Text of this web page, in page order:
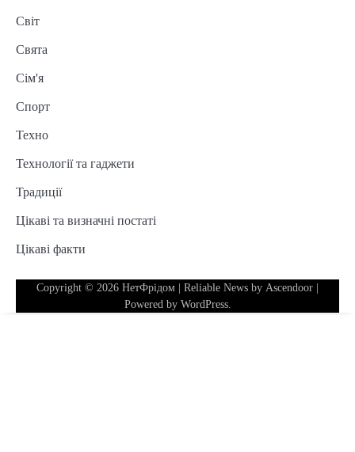
Світ
Свята
Сім'я
Спорт
Техно
Технології та гаджети
Традиції
Цікаві та визначні постаті
Цікаві факти
Copyright © 2026 НетФрідом | Reliable News by Ascendoor
Powered by WordPress.